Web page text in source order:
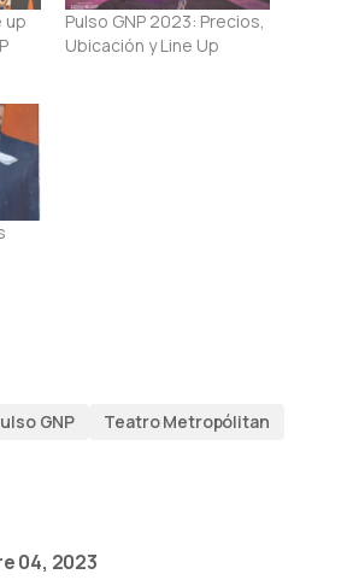
up
Pulso GNP 2023: Precios,
Ubicación y Line Up
GNP Teatro Metropólitan
04, 2023